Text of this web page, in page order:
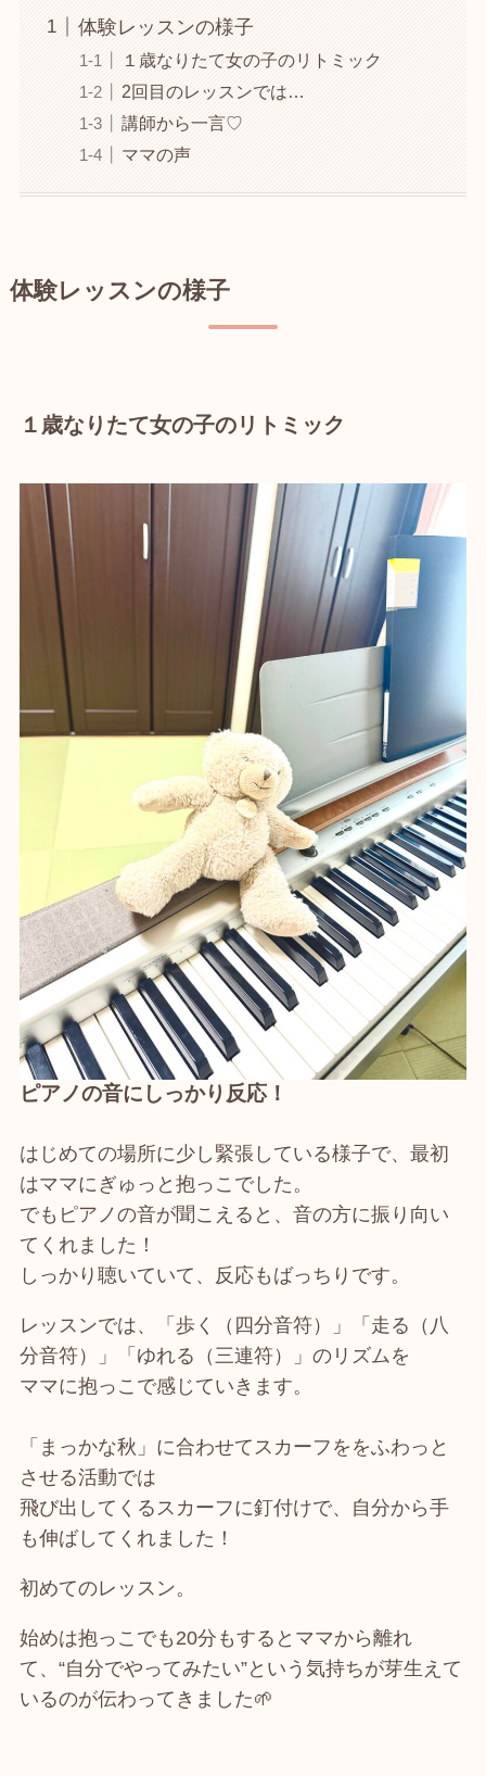
体験レッスンの様子
１歳なりたて女の子のリトミック
2回目のレッスンでは…
講師から一言♡
ママの声
体験レッスンの様子
１歳なりたて女の子のリトミック
ピアノの音にしっかり反応！
はじめての場所に少し緊張している様子で、最初
はママにぎゅっと抱っこでした。
でもピアノの音が聞こえると、音の方に振り向い
てくれました！
しっかり聴いていて、反応もばっちりです。
レッスンでは、「歩く（四分音符）」「走る（八
分音符）」「ゆれる（三連符）」のリズムを
ママに抱っこで感じていきます。
「まっかな秋」に合わせてスカーフををふわっと
させる活動では
飛び出してくるスカーフに釘付けで、自分から手
も伸ばしてくれました！
初めてのレッスン。
始めは抱っこでも20分もするとママから離れ
て、“自分でやってみたい”という気持ちが芽生えて
いるのが伝わってきました🌱